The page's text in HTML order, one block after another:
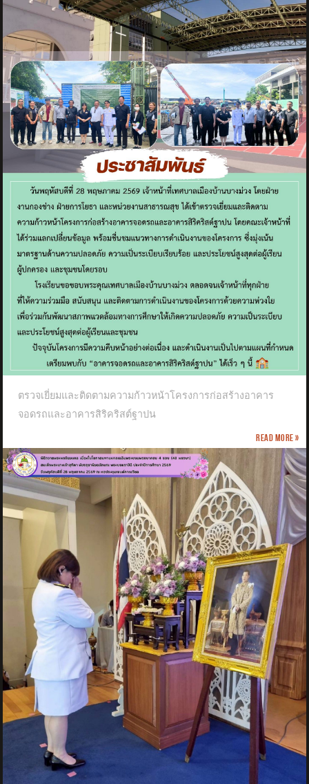
ตรวจเยี่ยมและติดตามความก้าวหน้าโครงการก่อสร้างอาคาร
จอดรถและอาคารสิริคริสต์ฐาปน
Read more »